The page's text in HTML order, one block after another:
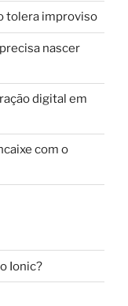
tolera improviso
nascer
digital em
com o
Ionic?